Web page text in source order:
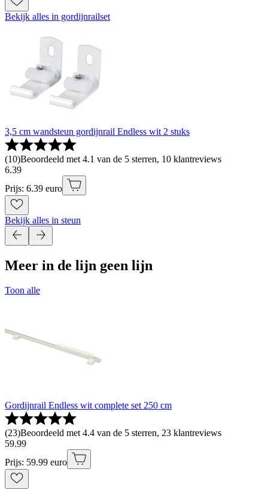
Bekijk alles in gordijnrailset
3,5 cm wandsteun gordijnrail Endless wit 2 stuks
(10)Beoordeeld met 4.1 van de 5 sterren, 10 klantreviews
6.39
Prijs: 6.39 euro
Bekijk alles in steun
Meer in de lijn geen lijn
Toon alle
Gordijnrail Endless wit complete set 250 cm
(23)Beoordeeld met 4.4 van de 5 sterren, 23 klantreviews
59.99
Prijs: 59.99 euro